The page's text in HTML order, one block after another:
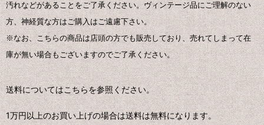
汚れなどがあることをご了承ください。ヴィンテージ品にご理解のない
方、神経質な方はご購入はご遠慮下さい。
※なお、こちらの商品は店頭の方でも販売しており、売れてしまって在
庫が無い場合もございますのでご了承ください。
送料についてはこちらを参照ください。
1万円以上のお買い上げの場合は送料は無料になります。